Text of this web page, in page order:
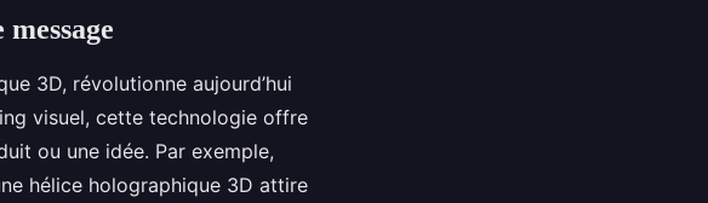
3D, révolutionne aujourd’hui
visuel, cette technologie offre
ou une idée. Par exemple,
hélice holographique 3D attire